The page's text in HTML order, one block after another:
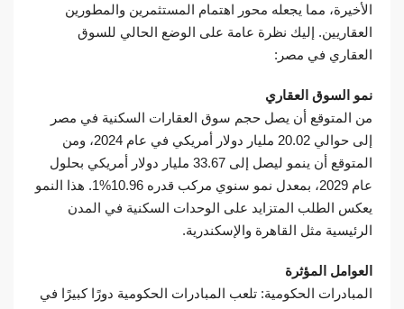
الأخيرة، مما يجعله محور اهتمام المستثمرين والمطورين
العقاريين. إليك نظرة عامة على الوضع الحالي للسوق
العقاري في مصر:
نمو السوق العقاري
من المتوقع أن يصل حجم سوق العقارات السكنية في مصر
إلى حوالي 20.02 مليار دولار أمريكي في عام 2024، ومن
المتوقع أن ينمو ليصل إلى 33.67 مليار دولار أمريكي بحلول
عام 2029، بمعدل نمو سنوي مركب قدره 10.96%1. هذا النمو
يعكس الطلب المتزايد على الوحدات السكنية في المدن
الرئيسية مثل القاهرة والإسكندرية.
العوامل المؤثرة
المبادرات الحكومية: تلعب المبادرات الحكومية دورًا كبيرًا في